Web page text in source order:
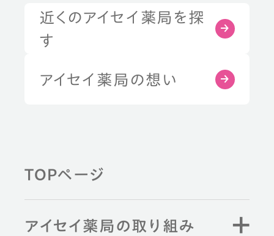
近くのアイセイ薬局を探
す
アイセイ薬局の想い
TOPページ
アイセイ薬局の取り組み